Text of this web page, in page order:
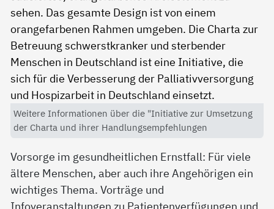
Weitere Informationen über die "Initiative zur Umsetzung
der Charta und ihrer Handlungsempfehlungen
Vorsorge im gesundheitlichen Ernstfall: Für viele
ältere Menschen, aber auch ihre Angehörigen ein
wichtiges Thema. Vorträge und
Infoveranstaltungen zu Patientenverfügungen und